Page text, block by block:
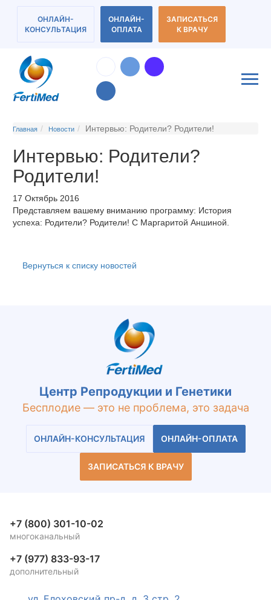
ОНЛАЙН-
КОНСУЛЬТАЦИЯ
ОНЛАЙН-
ОПЛАТА
ЗАПИСАТЬСЯ
К ВРАЧУ
Главная Новости Интервью: Родители? Родители!
Интервью: Родители?
Родители!
17 Октябрь 2016
Представляем вашему вниманию программу: История
успеха: Родители? Родители! С Маргаритой Аншиной.
Вернуться к списку новостей
Центр Репродукции и Генетики
Бесплодие — это не проблема, это задача
ОНЛАЙН-КОНСУЛЬТАЦИЯ ОНЛАЙН-ОПЛАТА
ЗАПИСАТЬСЯ К ВРАЧУ
+7 (800) 301-10-02
многоканальный
+7 (977) 833-93-17
дополнительный